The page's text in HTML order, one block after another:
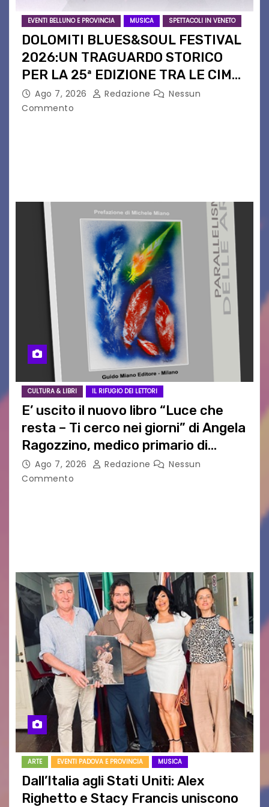
EVENTI BELLUNO E PROVINCIA MUSICA SPETTACOLI IN VENETO
DOLOMITI BLUES&SOUL FESTIVAL
2026:UN TRAGUARDO STORICO
PER LA 25ª EDIZIONE TRA LE CIME
PATRIMONIO UNESCO
Ago 7, 2026 Redazione
Nessun
Commento
CULTURA & LIBRI IL RIFUGIO DEI LETTORI
E’ uscito il nuovo libro “Luce che
resta – Ti cerco nei giorni” di Angela
Ragozzino, medico primario di
Capua
Ago 7, 2026 Redazione
Nessun
Commento
ARTE EVENTI PADOVA E PROVINCIA MUSICA
Dall’Italia agli Stati Uniti: Alex
Righetto e Stacy Francis uniscono